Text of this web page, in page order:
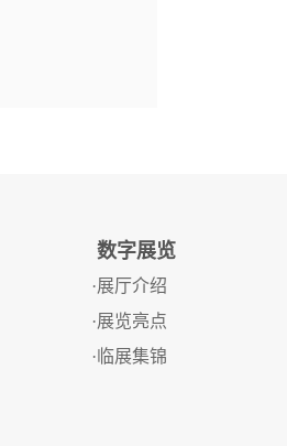
数字展览
·展厅介绍
·展览亮点
·临展集锦